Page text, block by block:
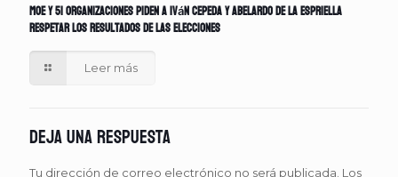
MOE y 51 organizaciones piden a Iván Cepeda y Abelardo de la Espriella
respetar los resultados de las elecciones
Leer más
Deja una respuesta
Tu dirección de correo electrónico no será publicada. Los